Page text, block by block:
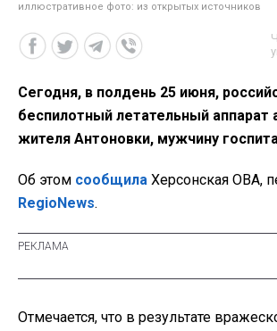
иллюстративное фото: из открытых источников
Сегодня, в полдень 25 июня,
беспилотный летательный аппарат
жителя Антоновки, мужчину
Об этом сообщила Херсонская ОВА,
RegioNews.
Отмечается, что в результате